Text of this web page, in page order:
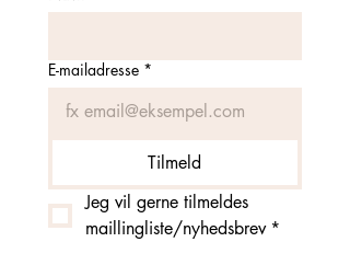
E-mailadresse *
Tilmeld
Jeg vil gerne tilmeldes
maillingliste/nyhedsbrev *